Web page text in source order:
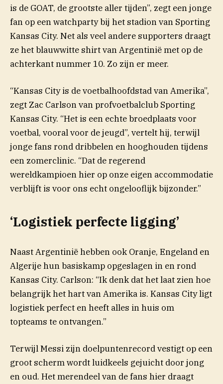
is de GOAT, de grootste aller tijden”, zegt een jonge
fan op een watchparty bij het stadion van Sporting
Kansas City. Net als veel andere supporters draagt
ze het blauwwitte shirt van Argentinië met op de
achterkant nummer 10. Zo zijn er meer.
“Kansas City is de voetbalhoofdstad van Amerika”,
zegt Zac Carlson van profvoetbalclub Sporting
Kansas City. “Het is een echte broedplaats voor
voetbal, vooral voor de jeugd”, vertelt hij, terwijl
jonge fans rond dribbelen en hooghouden tijdens
een zomerclinic. “Dat de regerend
wereldkampioen hier op onze eigen accommodatie
verblijft is voor ons echt ongelooflijk bijzonder.”
‘Logistiek perfecte ligging’
Naast Argentinië hebben ook Oranje, Engeland en
Algerije hun basiskamp opgeslagen in en rond
Kansas City. Carlson: “Ik denk dat het laat zien hoe
belangrijk het hart van Amerika is. Kansas City ligt
logistiek perfect en heeft alles in huis om
topteams te ontvangen.”
Terwijl Messi zijn doelpuntenrecord vestigt op een
groot scherm wordt luidkeels gejuicht door jong
en oud. Het merendeel van de fans hier draagt